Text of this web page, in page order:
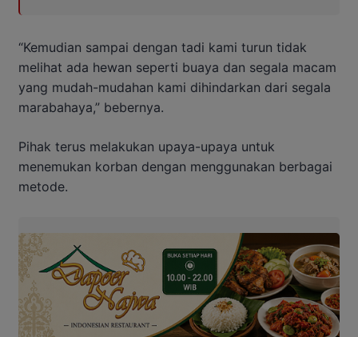
“Kemudian sampai dengan tadi kami turun tidak
melihat ada hewan seperti buaya dan segala macam
yang mudah-mudahan kami dihindarkan dari segala
marabahaya,” bebernya.
Pihak terus melakukan upaya-upaya untuk
menemukan korban dengan menggunakan berbagai
metode.